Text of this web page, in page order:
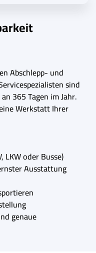
Abschlepp- und
sind
365 Tagen im Jahr.
Werkstatt Ihrer
LKW oder Busse)
Ausstattung
genaue